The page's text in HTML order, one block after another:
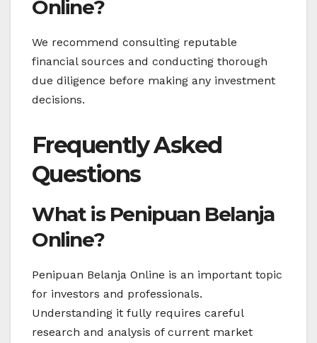
Online?
We recommend consulting reputable
financial sources and conducting thorough
due diligence before making any investment
decisions.
Frequently Asked
Questions
What is Penipuan Belanja
Online?
Penipuan Belanja Online is an important topic
for investors and professionals.
Understanding it fully requires careful
research and analysis of current market